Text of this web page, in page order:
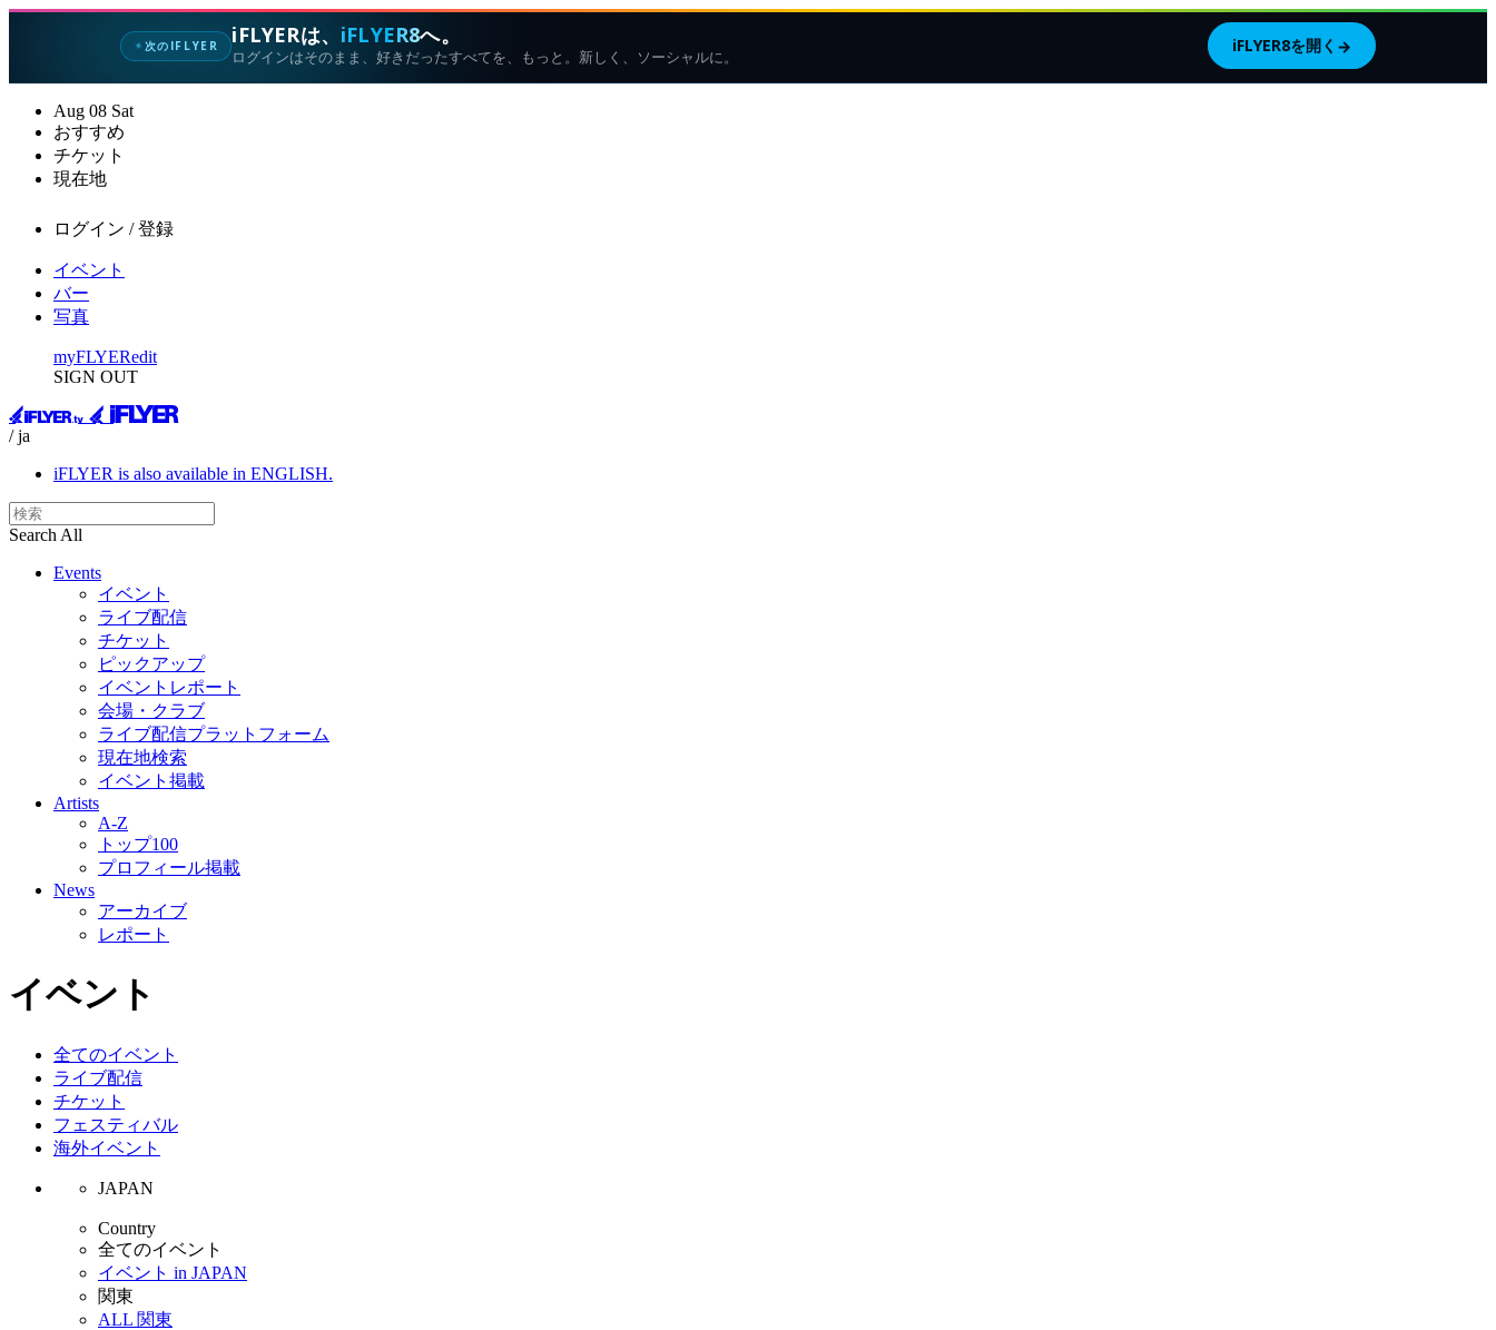
✦次のIFLYER iFLYERは、 iFLYER8へ。
ログインはそのまま、好きだったすべてを、もっと。新しく、ソーシャルに。
iFLYER8を開く →
Aug 08 Sat
おすすめ
チケット
現在地
ログイン / 登録
イベント
バー
写真
myFLYERedit
SIGN OUT
/ ja
iFLYER is also available in ENGLISH.
Search All
Events
イベント
ライブ配信
チケット
ピックアップ
イベントレポート
会場・クラブ
ライブ配信プラットフォーム
現在地検索
イベント掲載
Artists
A-Z
トップ100
プロフィール掲載
News
アーカイブ
レポート
イベント
全てのイベント
ライブ配信
チケット
フェスティバル
海外イベント
JAPAN
Country
全てのイベント
イベント in JAPAN
関東
ALL 関東